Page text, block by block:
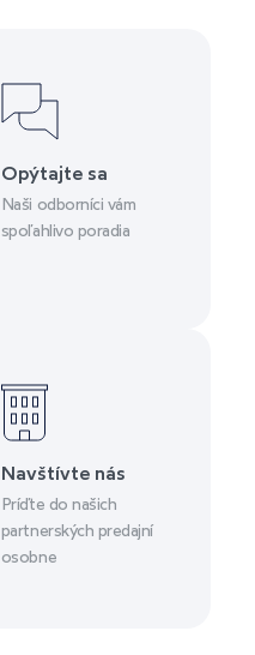
Opýtajte sa
Naši odborníci vám
spoľahlivo poradia
Navštívte nás
Príďte do našich
partnerských predajní
osobne